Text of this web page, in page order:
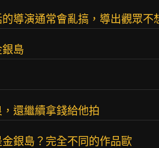
導演通常會亂搞，導出觀眾不
島
還繼續拿錢給他拍
銀島？完全不同的作品歐